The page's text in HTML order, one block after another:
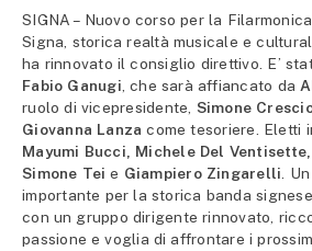
SIGNA – Nuovo corso per la
Signa, storica realtà musicale e
ha rinnovato il consiglio direttivo. E’
Fabio Ganugi , che sarà affiancato da
ruolo di vicepresidente, Simone
Giovanna Lanzacome tesoriere. Eletti
Mayumi Bucci, Michele Del
Simone Tei e Giampiero Zingarelli .
importante per la storica banda
con un gruppo dirigente rinnovato,
passione e voglia di affrontare i